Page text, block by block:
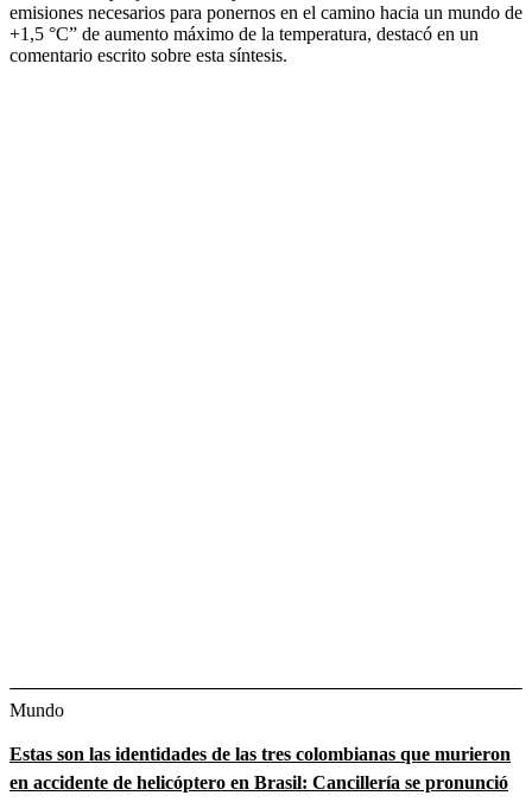
emisiones necesarios para ponernos en el camino hacia un mundo de
+1,5 °C” de aumento máximo de la temperatura, destacó en un
comentario escrito sobre esta síntesis.
Mundo
Estas son las identidades de las tres colombianas que murieron
en accidente de helicóptero en Brasil: Cancillería se pronunció